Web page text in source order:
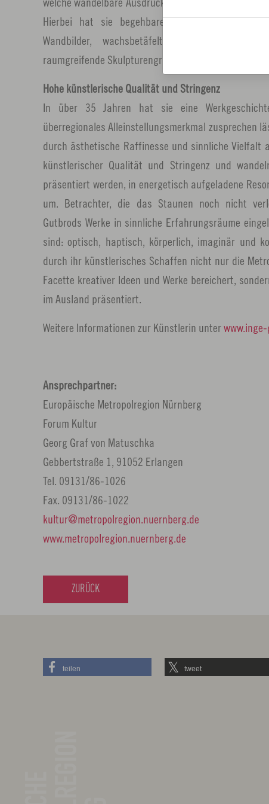
Hierbei hat sie begehbare Raumkörper ebenso
Wandbilder, wachsbetäfelte Lichtkästen, als
raumgreifende Skulpturengruppen.
Hohe künstlerische Qualität und Stringenz
In über 35 Jahren hat sie eine
überregionales Alleinstellungsmerkmal zusprechen
durch ästhetische Raffinesse und sinnliche Vielfalt
künstlerischer Qualität und Stringenz und
präsentiert werden, in energetisch aufgeladene
um. Betrachter, die das Staunen noch nicht
Gutbrods Werke in sinnliche Erfahrungsräume
sind: optisch, haptisch, körperlich, imaginär und
durch ihr künstlerisches Schaffen nicht nur die
Facette kreativer Ideen und Werke bereichert,
im Ausland präsentiert.
Weitere Informationen zur Künstlerin unter
Ansprechpartner:
Europäische Metropolregion Nürnberg
Forum Kultur
Georg Graf von Matuschka
Gebbertstraße 1, 91052 Erlangen
Tel. 09131/86-1026
Fax. 09131/86-1022
kultur
metropolregion.nuernberg.de
www.metropolregion.nuernberg.de
ZURÜCK
teilen tweet